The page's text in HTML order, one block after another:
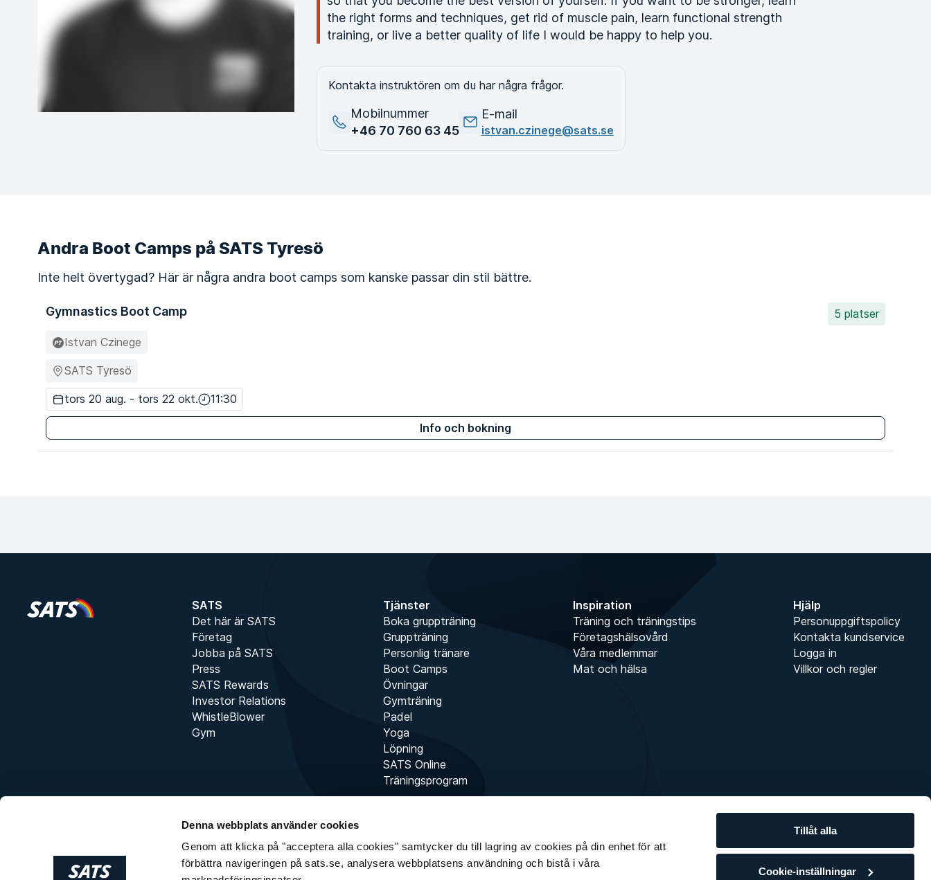
Denna webbplats använder cookies
Genom att klicka på "acceptera alla cookies" samtycker du till lagring av cookies på din enhet för att
förbättra navigeringen på sats.se, analysera webbplatsens användning och bistå i våra
Tillåt alla
Cookie-inställningar
the right forms and techniques, get rid of muscle pain, learn functional strength
training, or live a better quality of life I would be happy to help you.
Kontakta instruktören om du har några frågor.
Mobilnummer
+46 70 760 63 45
E-mail
istvan.czinege@sats.se
Andra Boot Camps på SATS Tyresö
Inte helt övertygad? Här är några andra boot camps som kanske passar din stil bättre.
Gymnastics Boot Camp
Istvan Czinege
SATS Tyresö
tors 20 aug. - tors 22 okt. 11:30
5 platser
Info och bokning
SATS
Det här är SATS
Företag
Jobba på SATS
Press
SATS Rewards
Investor Relations
WhistleBlower
Gym
Tjänster
Boka gruppträning
Gruppträning
Personlig tränare
Boot Camps
Övningar
Gymträning
Padel
Yoga
Löpning
SATS Online
Träningsprogram
Inspiration
Träning och träningstips
Företagshälsovård
Våra medlemmar
Mat och hälsa
Hjälp
Personuppgiftspolicy
Kontakta kundservice
Logga in
Villkor och regler